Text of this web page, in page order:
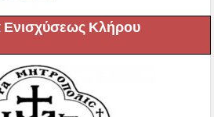
Ενισχύσεως Κλήρου